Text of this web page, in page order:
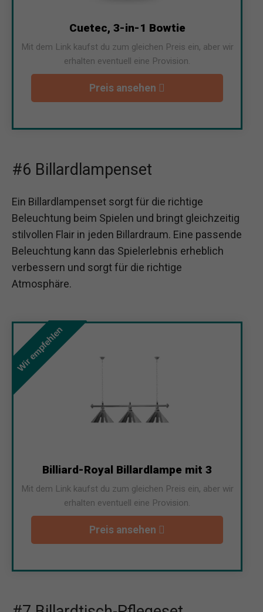
Cuetec, 3-in-1 Bowtie
Mit dem Link kaufst du zum gleichen Preis ein, aber wir
erhalten eventuell eine Provision.
Preis ansehen
#6 Billardlampenset
Ein Billardlampenset sorgt für die richtige
Beleuchtung beim Spielen und bringt gleichzeitig
stilvollen Flair in jeden Billardraum. Eine passende
Beleuchtung kann das Spielerlebnis erheblich
verbessern und sorgt für die richtige
Atmosphäre.
Wir empfehlen
Billiard-Royal Billardlampe mit 3
Mit dem Link kaufst du zum gleichen Preis ein, aber wir
erhalten eventuell eine Provision.
Preis ansehen